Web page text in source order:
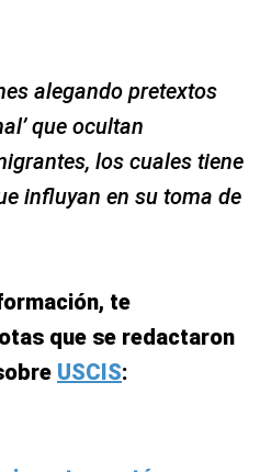
alegando pretextos
que ocultan
los cuales tiene
influyan en su toma de
te
que se redactaron
USCIS: